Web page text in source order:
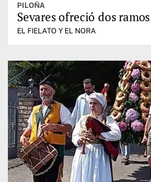
PILOÑA
Sevares ofreció dos
EL FIELATO Y EL NORA